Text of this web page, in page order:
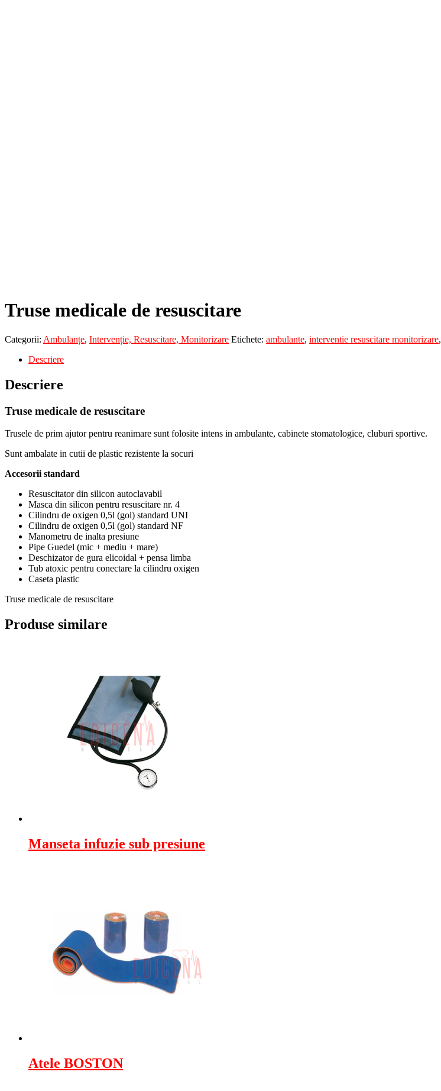
Truse medicale de resuscitare
Categorii: Ambulanțe, Intervenție, Resuscitare, Monitorizare Etichete: ambulante, interventie resuscitare monitorizare,
Descriere
Descriere
Truse medicale de resuscitare
Trusele de prim ajutor pentru reanimare sunt folosite intens in ambulante, cabinete stomatologice, cluburi sportive.
Sunt ambalate in cutii de plastic rezistente la socuri
Accesorii standard
Resuscitator din silicon autoclavabil
Masca din silicon pentru resuscitare nr. 4
Cilindru de oxigen 0,5l (gol) standard UNI
Cilindru de oxigen 0,5l (gol) standard NF
Manometru de inalta presiune
Pipe Guedel (mic + mediu + mare)
Deschizator de gura elicoidal + pensa limba
Tub atoxic pentru conectare la cilindru oxigen
Caseta plastic
Truse medicale de resuscitare
Produse similare
Manseta infuzie sub presiune
Atele BOSTON